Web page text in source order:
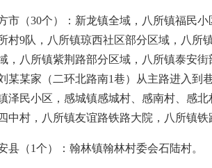
市（30个）：新龙镇全域，八所镇福民
村9队，八所镇琼西社区部分区域，八所
，八所镇紫荆路部分区域，八所镇泰安
某某家（二环北路南1巷）从主路进入到
泽民小区，感城镇感城村、感南村、感
中村，八所镇友谊路铁路大院，八所镇
县（1个）：翰林镇翰林村委会石陆村。